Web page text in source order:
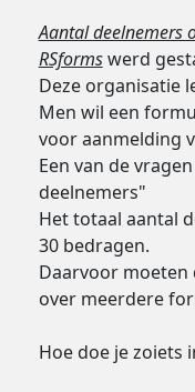
Aantal deelnemers
RSformswerd
Deze organisatie
Men wil een
voor aanmelding
Een van de
deelnemers"
Het totaal aantal
30 bedragen.
Daarvoor moeten
over meerdere
Hoe doe je zoiets